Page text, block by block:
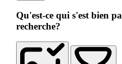
Qu'est-ce qui s'est bien
recherche?